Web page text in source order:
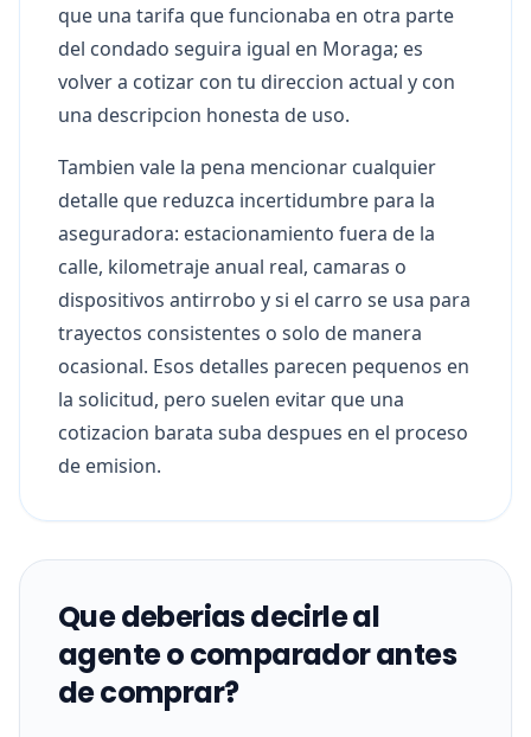
que una tarifa que funcionaba en otra parte
del condado seguira igual en Moraga; es
volver a cotizar con tu direccion actual y con
una descripcion honesta de uso.
Tambien vale la pena mencionar cualquier
detalle que reduzca incertidumbre para la
aseguradora: estacionamiento fuera de la
calle, kilometraje anual real, camaras o
dispositivos antirrobo y si el carro se usa para
trayectos consistentes o solo de manera
ocasional. Esos detalles parecen pequenos en
la solicitud, pero suelen evitar que una
cotizacion barata suba despues en el proceso
de emision.
Que deberias decirle al
agente o comparador antes
de comprar?